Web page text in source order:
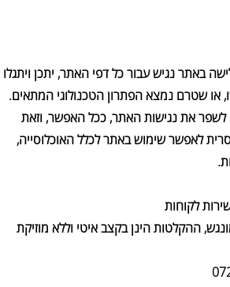
באתר נגיש עבור כל דפי האתר, יתכן ויתגלו
או שטרם נמצא הפתרון הטכנולוגי המתאים.
את נגישות האתר, ככל האפשר, וזאת
לאפשר שימוש באתר לכלל האוכלוסייה,
לקוחות
ההקלטות הינן בקצב איטי וללא מוזיקת